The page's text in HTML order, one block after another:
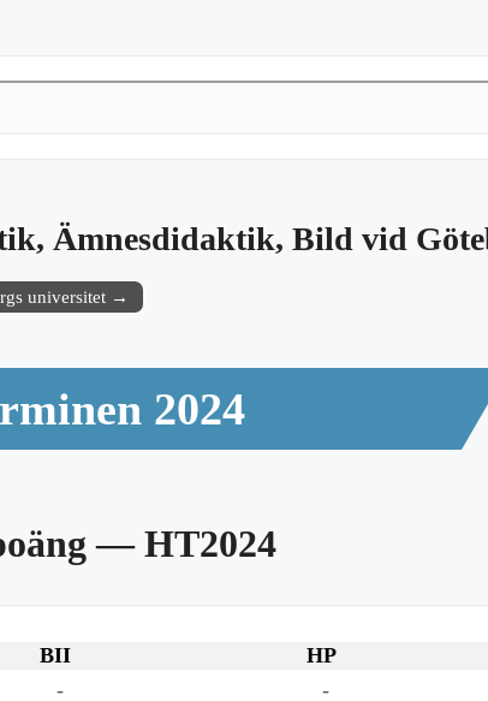
Ämnesdidaktik, Bild vid
universitet →
2024
— HT2024
BII HP
- -